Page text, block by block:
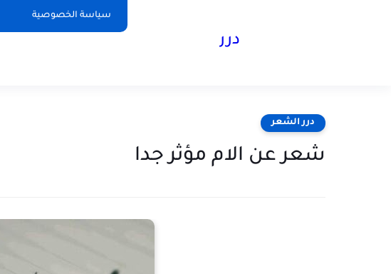
سياسة الخصوصية
درر
درر الشعر
شعر عن الام مؤثر جدا